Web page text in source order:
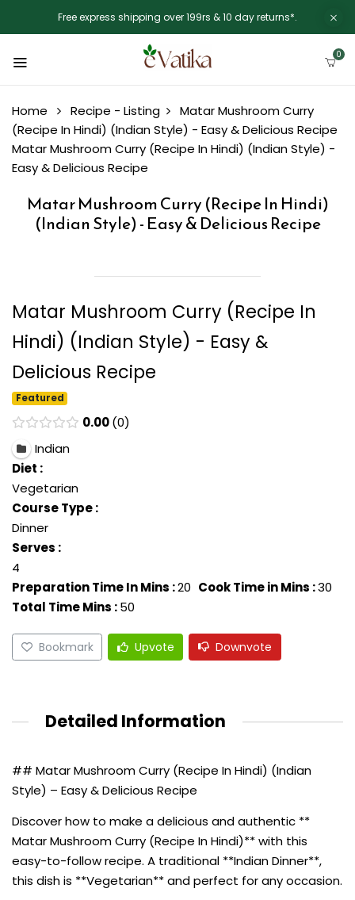
Free express shipping over 199rs & 10 day returns*.
0
Home Recipe - Listing
Matar Mushroom Curry
(Recipe In Hindi) (Indian Style) - Easy & Delicious Recipe
Matar Mushroom Curry (Recipe In Hindi) (Indian Style) -
Easy & Delicious Recipe
Matar Mushroom Curry (Recipe In Hindi)
(Indian Style) - Easy & Delicious Recipe
Matar Mushroom Curry (Recipe In
Hindi) (Indian Style) - Easy &
Delicious Recipe
Featured
0.00 0
Indian
Diet :
Vegetarian
Course Type :
Dinner
Serves :
4
Preparation Time In Mins :20 Cook Time in Mins :30
Total Time Mins :50
Bookmark Upvote Downvote
Detailed Information
## Matar Mushroom Curry (Recipe In Hindi) (Indian
Style) – Easy & Delicious Recipe
Discover how to make a delicious and authentic **
Matar Mushroom Curry (Recipe In Hindi)** with this
easy-to-follow recipe. A traditional **Indian Dinner**,
this dish is **Vegetarian** and perfect for any occasion.